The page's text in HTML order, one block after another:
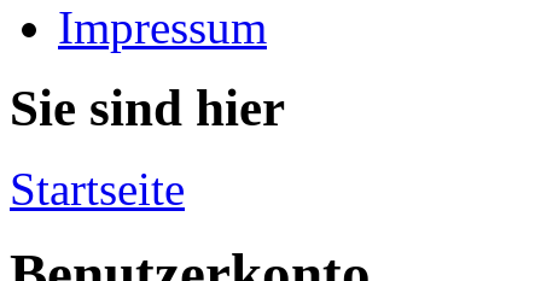
Impressum
Sie sind hier
Startseite